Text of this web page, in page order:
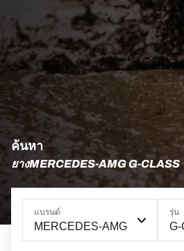
ค้นหา
ยางMERCEDES-AMG G-CLASS
แบรนด์
MERCEDES-AMG
รุ่น
G-